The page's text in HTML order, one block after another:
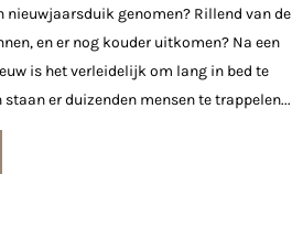
nieuwjaarsduik genomen? Rillend van de
en er nog kouder uitkomen? Na een
is het verleidelijk om lang in bed te
er duizenden mensen te trappelen...